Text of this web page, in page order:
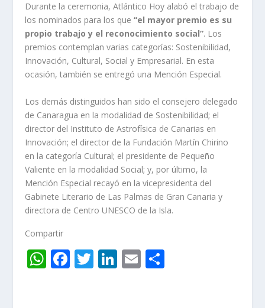
Durante la ceremonia, Atlántico Hoy alabó el trabajo de
los nominados para los que“el mayor premio es su
propio trabajo y el reconocimiento social”. Los
premios contemplan varias categorías: Sostenibilidad,
Innovación, Cultural, Social y Empresarial. En esta
ocasión, también se entregó una Mención Especial.
Los demás distinguidos han sido el consejero delegado
de Canaragua en la modalidad de Sostenibilidad; el
director del Instituto de Astrofísica de Canarias en
Innovación; el director de la Fundación Martín Chirino
en la categoría Cultural; el presidente de Pequeño
Valiente en la modalidad Social; y, por último, la
Mención Especial recayó en la vicepresidenta del
Gabinete Literario de Las Palmas de Gran Canaria y
directora de Centro UNESCO de la Isla.
Compartir
W F T Li E